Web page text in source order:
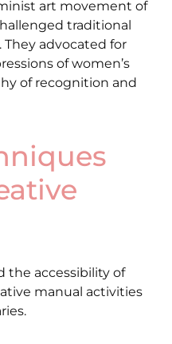
art movement of
traditional
advocated for
of women’s
of recognition and
the accessibility of
manual activities